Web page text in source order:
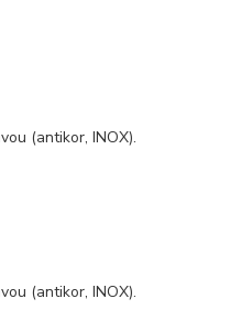
(antikor, INOX).
(antikor, INOX).